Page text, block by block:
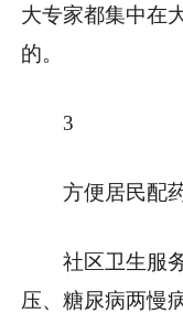
大专家都集中在
的。
3
方便居民配
社区卫生服
压、糖尿病两慢